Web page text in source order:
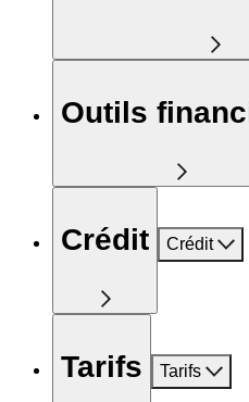
Outils
Crédit Crédit
Tarifs Tarifs